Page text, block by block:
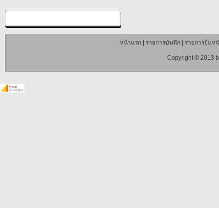
หน้าแรก| รายการบันทึก| รายการยืมห
Copyright © 2013